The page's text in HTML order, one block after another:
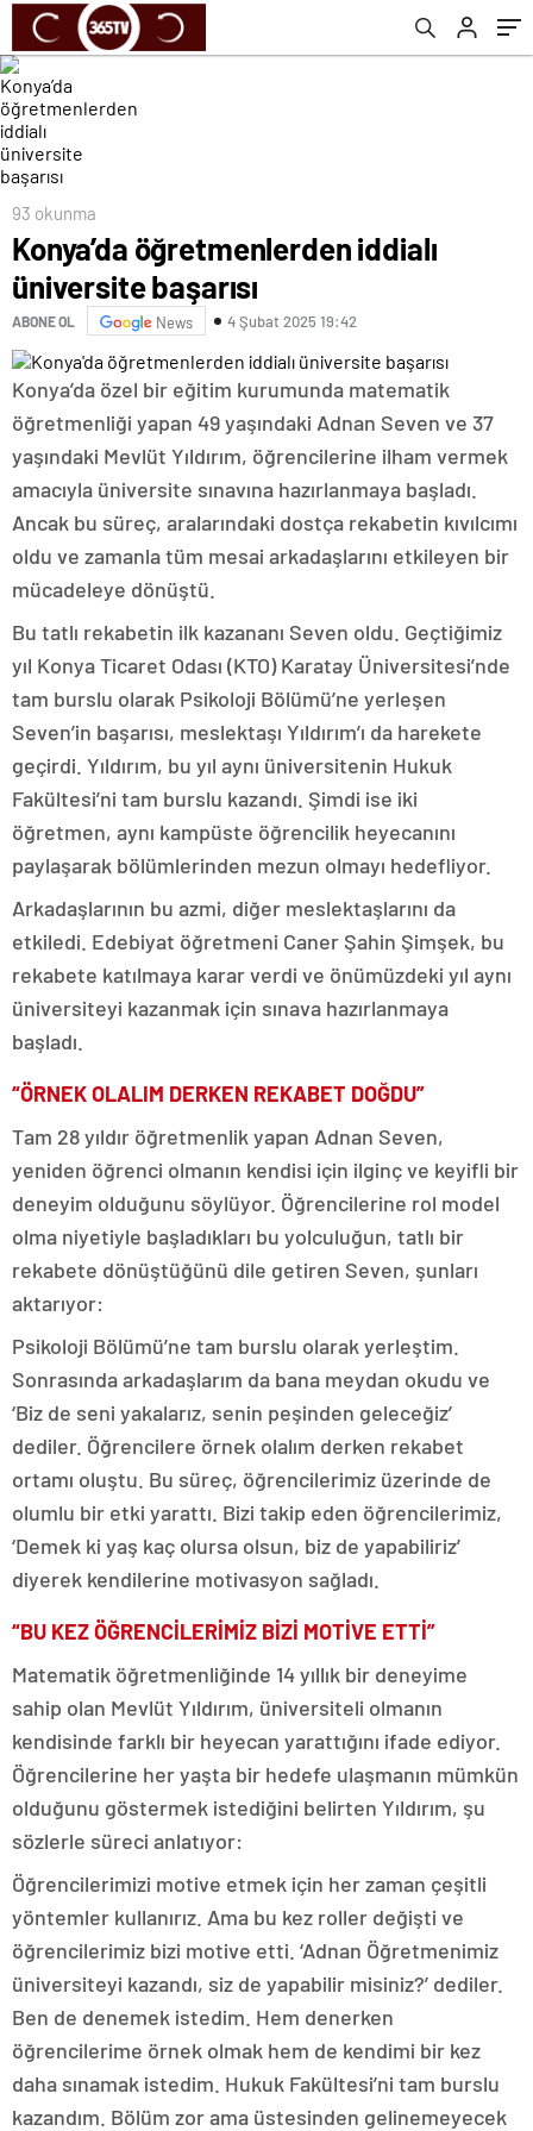
93 okunma
Konya’da öğretmenlerden iddialı
üniversite başarısı
ABONE OL News 4 Şubat 2025 19:42
Konya’da özel bir eğitim kurumunda matematik
öğretmenliği yapan 49 yaşındaki Adnan Seven ve 37
yaşındaki Mevlüt Yıldırım, öğrencilerine ilham vermek
amacıyla üniversite sınavına hazırlanmaya başladı.
Ancak bu süreç, aralarındaki dostça rekabetin kıvılcımı
oldu ve zamanla tüm mesai arkadaşlarını etkileyen bir
mücadeleye dönüştü.
Bu tatlı rekabetin ilk kazananı Seven oldu. Geçtiğimiz
yıl Konya Ticaret Odası (KTO) Karatay Üniversitesi’nde
tam burslu olarak Psikoloji Bölümü’ne yerleşen
Seven’in başarısı, meslektaşı Yıldırım’ı da harekete
geçirdi. Yıldırım, bu yıl aynı üniversitenin Hukuk
Fakültesi’ni tam burslu kazandı. Şimdi ise iki
öğretmen, aynı kampüste öğrencilik heyecanını
paylaşarak bölümlerinden mezun olmayı hedefliyor.
Arkadaşlarının bu azmi, diğer meslektaşlarını da
etkiledi. Edebiyat öğretmeni Caner Şahin Şimşek, bu
rekabete katılmaya karar verdi ve önümüzdeki yıl aynı
üniversiteyi kazanmak için sınava hazırlanmaya
başladı.
“ÖRNEK OLALIM DERKEN REKABET DOĞDU”
Tam 28 yıldır öğretmenlik yapan Adnan Seven,
yeniden öğrenci olmanın kendisi için ilginç ve keyifli bir
deneyim olduğunu söylüyor. Öğrencilerine rol model
olma niyetiyle başladıkları bu yolculuğun, tatlı bir
rekabete dönüştüğünü dile getiren Seven, şunları
aktarıyor:
Psikoloji Bölümü’ne tam burslu olarak yerleştim.
Sonrasında arkadaşlarım da bana meydan okudu ve
‘Biz de seni yakalarız, senin peşinden geleceğiz’
dediler. Öğrencilere örnek olalım derken rekabet
ortamı oluştu. Bu süreç, öğrencilerimiz üzerinde de
olumlu bir etki yarattı. Bizi takip eden öğrencilerimiz,
‘Demek ki yaş kaç olursa olsun, biz de yapabiliriz’
diyerek kendilerine motivasyon sağladı.
“BU KEZ ÖĞRENCİLERİMİZ BİZİ MOTİVE ETTİ”
Matematik öğretmenliğinde 14 yıllık bir deneyime
sahip olan Mevlüt Yıldırım, üniversiteli olmanın
kendisinde farklı bir heyecan yarattığını ifade ediyor.
Öğrencilerine her yaşta bir hedefe ulaşmanın mümkün
olduğunu göstermek istediğini belirten Yıldırım, şu
sözlerle süreci anlatıyor:
Öğrencilerimizi motive etmek için her zaman çeşitli
yöntemler kullanırız. Ama bu kez roller değişti ve
öğrencilerimiz bizi motive etti. ‘Adnan Öğretmenimiz
üniversiteyi kazandı, siz de yapabilir misiniz?’ dediler.
Ben de denemek istedim. Hem denerken
öğrencilerime örnek olmak hem de kendimi bir kez
daha sınamak istedim. Hukuk Fakültesi’ni tam burslu
kazandım. Bölüm zor ama üstesinden gelinemeyecek